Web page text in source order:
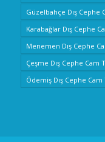
Güzelbahçe Dış Cephe
Karabağlar Dış Cephe
Menemen Dış Cephe
Çeşme Dış Cephe Cam
Ödemiş Dış Cephe